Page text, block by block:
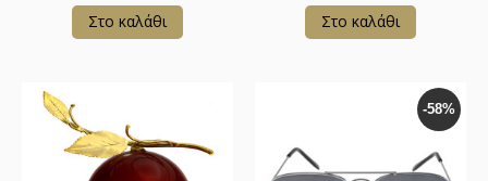
Στο καλάθι Στο καλάθι
-58%